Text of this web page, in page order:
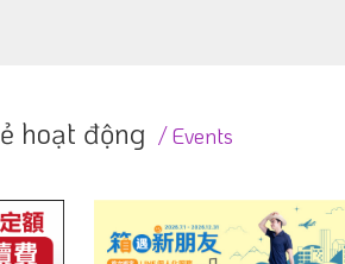
hoạt động Events